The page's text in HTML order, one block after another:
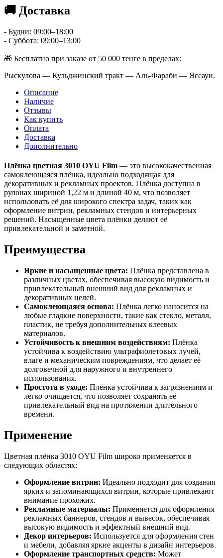
🚚 Доставка
- Будни: 09:00–18:00
- Суббота: 09:00–13:00
🎁 Бесплатно при заказе от 50 000 тенге в пределах:
Рыскулова — Кульджинский тракт — Аль-Фараби — Яссауи.
Описание
Наличие
Отзывы
Как купить
Оплата
Доставка
Дополнительно
Плёнка цветная 3010 OYU Film — это высококачественная
самоклеющаяся плёнка, идеально подходящая для
декоративных и рекламных проектов. Плёнка доступна в
рулонах шириной 1,22 м и длиной 40 м, что позволяет
использовать её для широкого спектра задач, таких как
оформление витрин, рекламных стендов и интерьерных
решений. Насыщенные цвета плёнки делают её
привлекательной и заметной.
Преимущества
Яркие и насыщенные цвета: Плёнка представлена в
различных цветах, обеспечивая высокую видимость и
привлекательный внешний вид для рекламных и
декоративных целей.
Самоклеющаяся основа: Плёнка легко наносится на
любые гладкие поверхности, такие как стекло, металл,
пластик, не требуя дополнительных клеевых
материалов.
Устойчивость к внешним воздействиям: Плёнка
устойчива к воздействию ультрафиолетовых лучей,
влаге и механическим повреждениям, что делает её
долговечной для наружного и внутреннего
использования.
Простота в уходе: Плёнка устойчива к загрязнениям и
легко очищается, что позволяет сохранять её
привлекательный вид на протяжении длительного
времени.
Применение
Цветная плёнка 3010 OYU Film широко применяется в
следующих областях:
Оформление витрин: Идеально подходит для создания
ярких и запоминающихся витрин, которые привлекают
внимание прохожих.
Рекламные материалы: Применяется для оформления
рекламных баннеров, стендов и вывесок, обеспечивая
высокую видимость и эффектный внешний вид.
Декор интерьеров: Используется для оформления стен
и мебели, добавляя яркие акценты в дизайн интерьеров.
Оформление транспортных средств: Может